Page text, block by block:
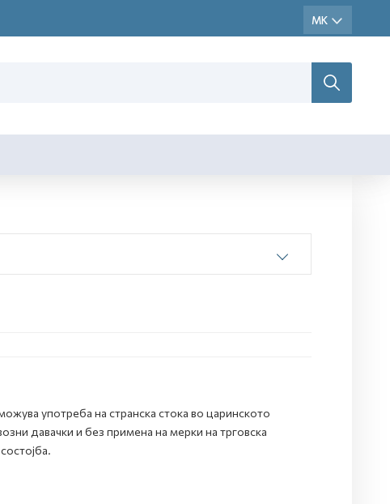
употреба на странска стока во царинското
давачки и без примена на мерки на трговска